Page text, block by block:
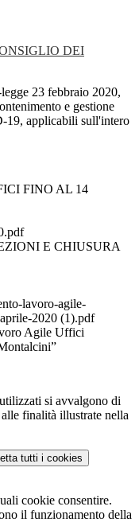
DEI
23 febbraio 2020,
e gestione
19, applicabili sull'intero
FINO AL 14
E CHIUSURA
lavoro-agile-
2020 (1).pdf
Agile Uffici
si avvalgono di
finalità illustrate nella
tutti i cookies
cookie consentire.
il funzionamento della